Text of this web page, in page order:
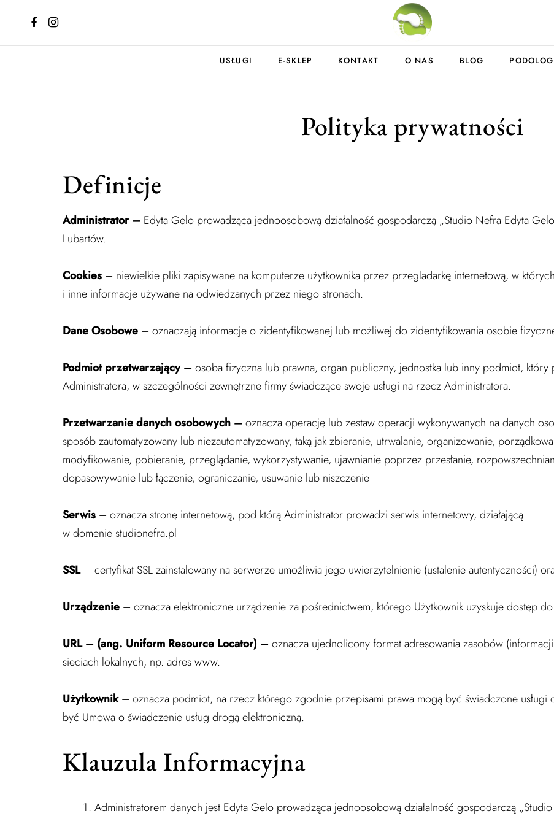
USŁUGI E-SKLEP KONTAKT O NAS BLOG
Polityka prywatności
Definicje
Administrator – Edyta Gelo prowadząca jednoosobową działalność gospodarczą „Studio Nefra Edyta
Lubartów.
Cookies – niewielkie pliki zapisywane na komputerze użytkownika przez przegladarkę internetową, w
i inne informacje używane na odwiedzanych przez niego stronach.
Dane Osobowe – oznaczają informacje o zidentyfikowanej lub możliwej do zidentyfikowania osobie
Podmiot przetwarzający – osoba fizyczna lub prawna, organ publiczny, jednostka lub inny podmiot,
Administratora, w szczególności zewnętrzne firmy świadczące swoje usługi na rzecz Administratora.
Przetwarzanie danych osobowych – oznacza operację lub zestaw operacji wykonywanych na danych
sposób zautomatyzowany lub niezautomatyzowany, taką jak zbieranie, utrwalanie, organizowanie,
modyfikowanie, pobieranie, przeglądanie, wykorzystywanie, ujawnianie poprzez przesłanie,
dopasowywanie lub łączenie, ograniczanie, usuwanie lub niszczenie
Serwis – oznacza stronę internetową, pod którą Administrator prowadzi serwis internetowy, działającą
w domenie studionefra.pl
SSL– certyfikat SSL zainstalowany na serwerze umożliwia jego uwierzytelnienie (ustalenie autentyczności)
Urządzenie – oznacza elektroniczne urządzenie za pośrednictwem, którego Użytkownik uzyskuje dostęp
URL – (ang. Uniform Resource Locator) – oznacza ujednolicony format adresowania zasobów
sieciach lokalnych, np. adres www.
Użytkownik– oznacza podmiot, na rzecz którego zgodnie przepisami prawa mogą być świadczone usługi
być Umowa o świadczenie usług drogą elektroniczną.
Klauzula Informacyjna
Administratorem danych jest Edyta Gelo prowadząca jednoosobową działalność gospodarczą